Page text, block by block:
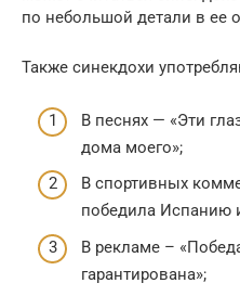
по небольшой детали в ее
Также синекдохи
В песнях — «Эти
дома моего»;
В спортивных
победила Испанию
В рекламе –
гарантирована»;